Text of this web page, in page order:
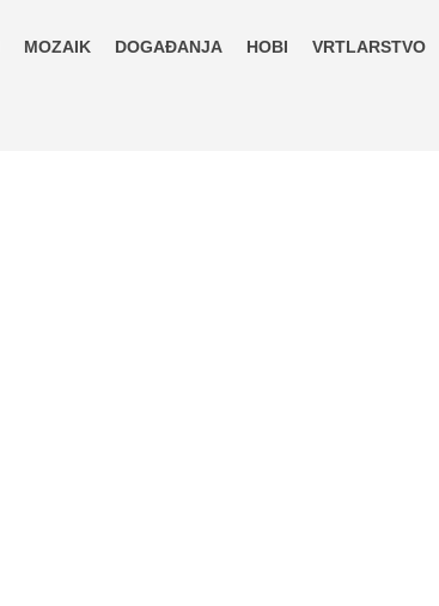
MOZAIK DOGAĐANJA HOBI VRTLARSTVO